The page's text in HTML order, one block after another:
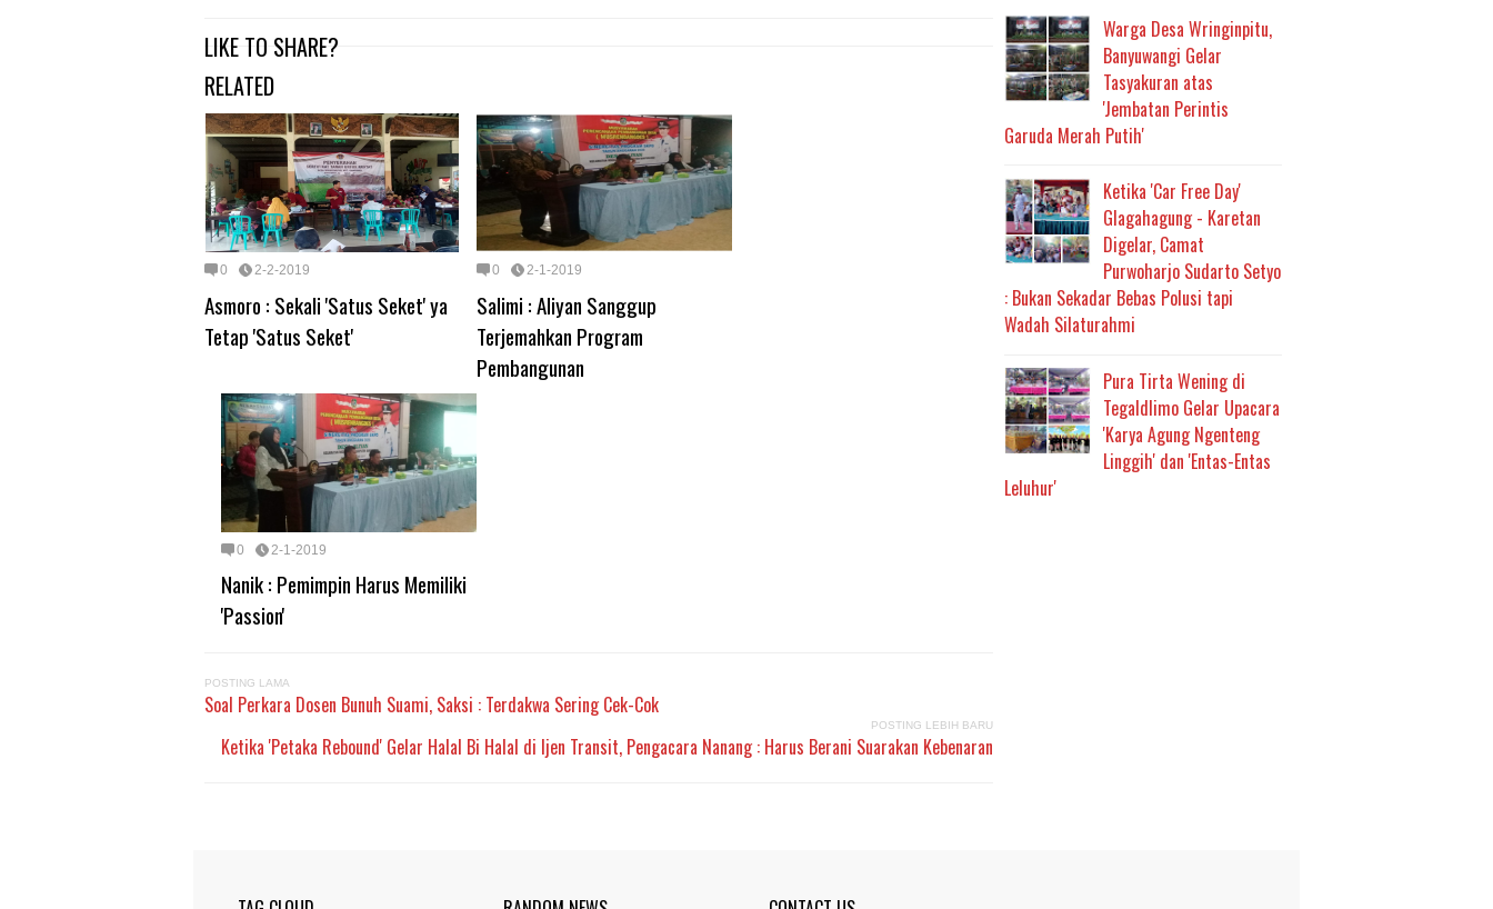
LIKE TO SHARE?
RELATED
0 2-2-2019
Asmoro : Sekali 'Satus Seket' ya
Tetap 'Satus Seket'
0 2-1-2019
Salimi : Aliyan Sanggup
Terjemahkan Program
Pembangunan
0 2-1-2019
Nanik : Pemimpin Harus Memiliki
'Passion'
POSTING LAMA
Soal Perkara Dosen Bunuh Suami, Saksi : Terdakwa Sering Cek-Cok
POSTING LEBIH BARU
Ketika 'Petaka Rebound' Gelar Halal Bi Halal di Ijen Transit, Pengacara Nanang : Harus Berani Suarakan Kebenaran
Warga Desa Wringinpitu,
Banyuwangi Gelar
Tasyakuran atas
'Jembatan Perintis
Garuda Merah Putih'
Ketika 'Car Free Day'
Glagahagung - Karetan
Digelar, Camat
Purwoharjo Sudarto Setyo
: Bukan Sekadar Bebas Polusi tapi
Wadah Silaturahmi
Pura Tirta Wening di
Tegaldlimo Gelar Upacara
'Karya Agung Ngenteng
Linggih' dan 'Entas-Entas
Leluhur'